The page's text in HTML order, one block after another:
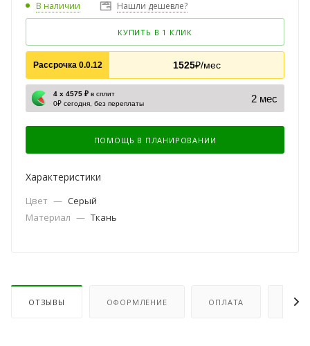
В наличии
Нашли дешевле?
КУПИТЬ В 1 КЛИК
Рассрочка 0.0.12 1525₽/мес
4 х 4575 ₽ в сплит
0₽ сегодня, без переплаты
2 мес
ПОМОЩЬ В ПЛАНИРОВАНИИ
Характеристики
Цвет — Серый
Материал — Ткань
ОТЗЫВЫ ОФОРМЛЕНИЕ ОПЛАТА